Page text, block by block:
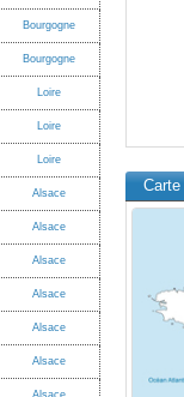
Bourgogne
Bourgogne
Loire
Loire
Loire
Alsace
Alsace
Alsace
Alsace
Alsace
Alsace
Alsace